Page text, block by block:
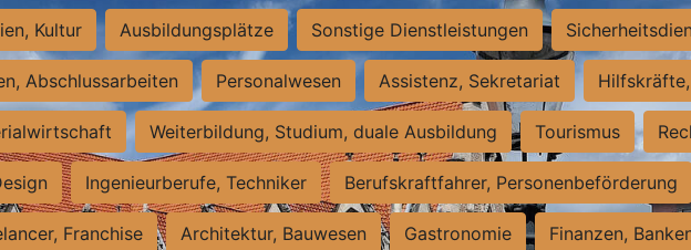
Kultur Ausbildungsplätze Sonstige Dienstleistungen
Abschlussarbeiten Personalwesen Assistenz, Sekretariat
Weiterbildung, Studium, duale Ausbildung Tourismus
Ingenieurberufe, Techniker Berufskraftfahrer, Personenbeförderung
Franchise Architektur, Bauwesen Gastronomie Finanzen,